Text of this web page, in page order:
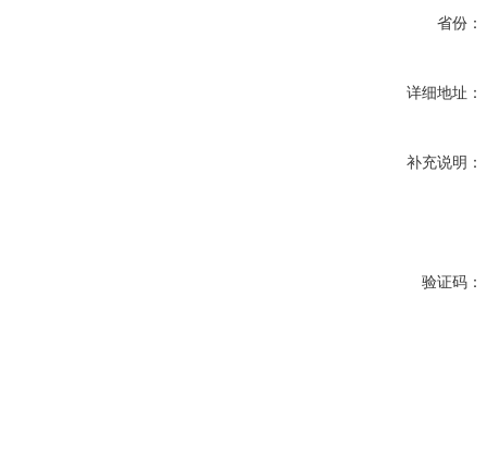
省份：
详细地址：
补充说明：
验证码：